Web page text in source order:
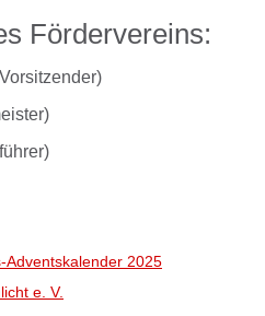
Fördervereins:
Adventskalender 2025
e. V.